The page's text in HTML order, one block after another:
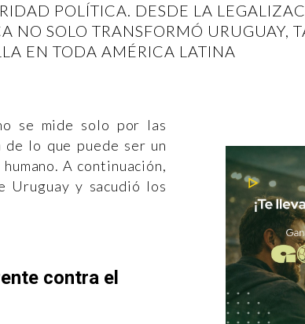
POLÍTICA. DESDE LA
NO SOLO TRANSFORMÓ URUGUAY,
EN TODA AMÉRICA LATINA
se mide solo por las
lo que puede ser un
A continuación,
Uruguay y sacudió los
contra el